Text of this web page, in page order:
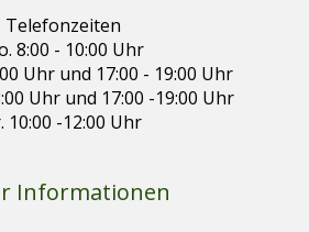
Telefonzeiten
8:00 - 10:00 Uhr
Uhr und 17:00 - 19:00 Uhr
Uhr und 17:00 -19:00 Uhr
10:00 -12:00 Uhr
Informationen